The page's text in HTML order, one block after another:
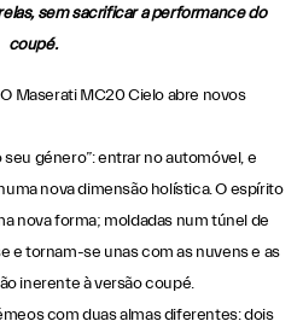
sem sacrificar a performance do
coupé.
Maserati MC20 Cielo abre novos
género”: entrar no automóvel, e
nova dimensão holística. O espírito
nova forma; moldadas num túnel de
e tornam-se unas com as nuvens e as
inerente à versão coupé.
com duas almas diferentes: dois